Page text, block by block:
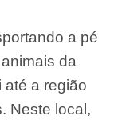
a pé
da
até a região
Neste local,